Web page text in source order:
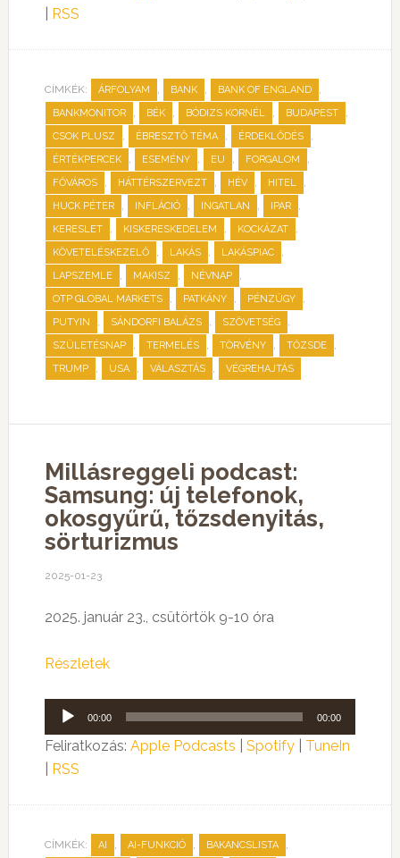
RSS
CÍMKÉK: ÁRFOLYAM , BANK , BANK OF ENGLAND ,
BANKMONITOR , BÉK , BÓDIZS KORNÉL , BUDAPEST ,
CSOK PLUSZ , ÉBRESZTŐ TÉMA , ÉRDEKLŐDÉS ,
ÉRTÉKPERCEK , ESEMÉNY , EU , FORGALOM ,
FŐVÁROS , HÁTTÉRSZERVEZT , HÉV , HITEL ,
HUCK PÉTER , INFLÁCIÓ , INGATLAN , IPAR ,
KERESLET , KISKERESKEDELEM , KOCKÁZAT ,
KÖVETELÉSKEZELŐ , LAKÁS , LAKÁSPIAC ,
LAPSZEMLE , MAKISZ , NÉVNAP ,
OTP GLOBAL MARKETS , PATKÁNY , PÉNZÜGY ,
PUTYIN , SÁNDORFI BALÁZS , SZÖVETSÉG ,
SZÜLETÉSNAP , TERMELÉS , TÖRVÉNY , TŐZSDE ,
TRUMP , USA , VÁLASZTÁS , VÉGREHAJTÁS
Millásreggeli podcast:
Samsung: új telefonok,
okosgyűrű, tőzsdenyitás,
sörturizmus
2025-01-23
2025. január 23., csütörtök 9-10 óra
Részletek
Audió
lejátszó
00:00 00:00
Feliratkozás: Apple Podcasts Spotify| TuneIn
RSS
CÍMKÉK: AI , AI-FUNKCIÓ , BAKANCSLISTA ,